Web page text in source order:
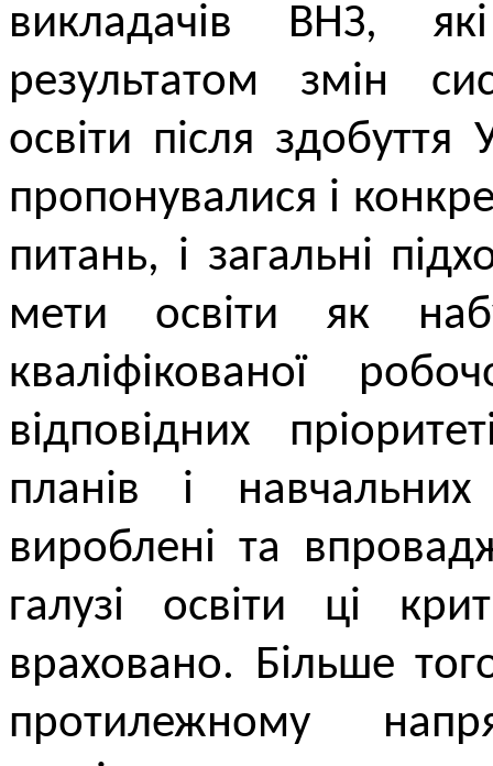
викладачів ВНЗ,
результатом змін
освіти після здобуття
пропонувалися і
питань, і загальні
мети освіти як
кваліфікованої
відповідних
планів і
вироблені та
галузі освіти ці
враховано. Більше
протилежному